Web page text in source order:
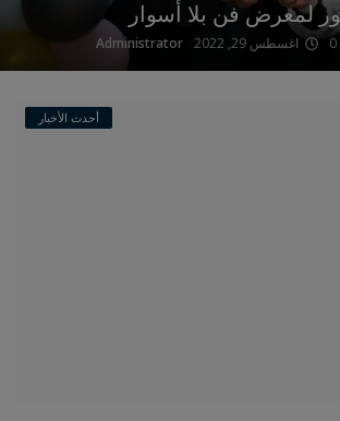
لمعرض فن بلا أسوار
Administrator اغسطس 29, 2022
أحدث الأخبار